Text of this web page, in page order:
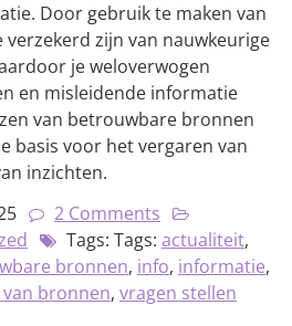
Door gebruik te maken van
zijn van nauwkeurige
je weloverwogen
en misleidende informatie
van betrouwbare bronnen
basis voor het vergaren van
inzichten.
2 Comments
Tags: Tags: actualiteit,
bronnen, info, informatie,
bronnen, vragen stellen